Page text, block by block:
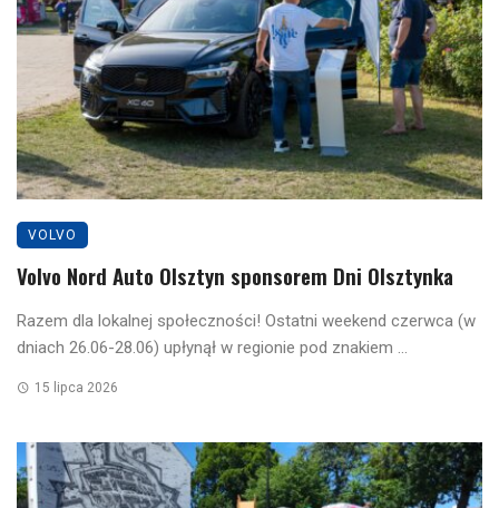
VOLVO
Volvo Nord Auto Olsztyn sponsorem Dni Olsztynka
Razem dla lokalnej społeczności! Ostatni weekend czerwca (w
dniach 26.06-28.06) upłynął w regionie pod znakiem ...
15 lipca 2026